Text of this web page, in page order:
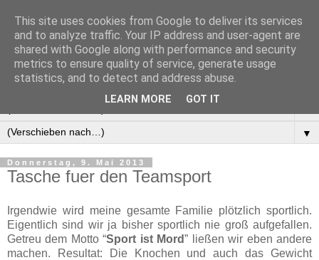
Manus Testwelt, alles
außer langweilig
▼
Donnerstag, 9. Mai 2013
Tasche fuer den Teamsport
Irgendwie wird meine gesamte Familie plötzlich sportlich.
Eigentlich sind wir ja bisher sportlich nie groß aufgefallen.
Getreu dem Motto “Sport ist Mord” ließen wir eben andere
machen. Resultat: Die Knochen und auch das Gewicht
This site uses cookies from Google to deliver its services
and to analyze traffic. Your IP address and user-agent are
shared with Google along with performance and security
metrics to ensure quality of service, generate usage
statistics, and to detect and address abuse.
LEARN MORE GOT IT